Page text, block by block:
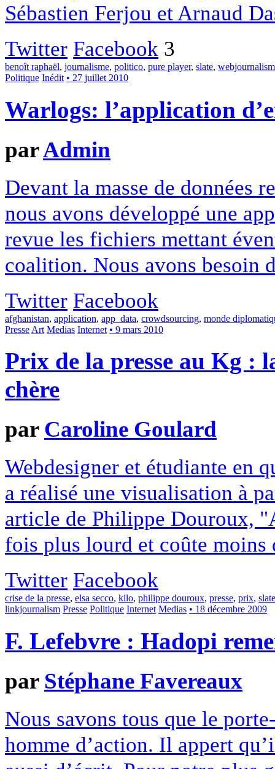
Sébastien Ferjou et Arnaud
Twitter Facebook 3
benoît raphaël, journalisme, politico, pure player, slate,
Politique Inédit • 27 juillet 2010
Warlogs: l’application
parAdmin
Devant la masse de données
nous avons développé une
revue les fichiers mettant
coalition. Nous avons besoin
Twitter Facebook
afghanistan, application, app_data, crowdsourcing, monde
Presse Art Medias Internet • 9 mars 2010
Prix de la presse au Kg :
chère
par Caroline Goulard
Webdesigner et étudiante en
a réalisé une visualisation à
article de Philippe Douroux,
fois plus lourd et coûte moins
Twitter Facebook
crise de la presse, elsa secco, kilo, philippe douroux, presse, prix, slate
linkjournalism Presse Politique Internet Medias • 18 décembre 2009
F. Lefebvre : Hadopi
par Stéphane Favereaux
Nous savons tous que le
homme d’action. Il appert